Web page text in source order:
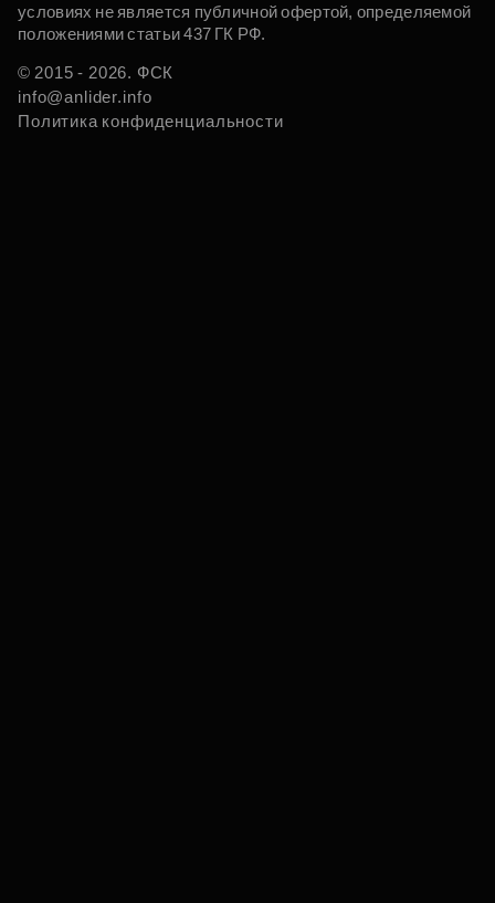
условиях не является публичной офертой, определяемой
положениями статьи 437 ГК РФ.
© 2015 - 2026. ФСК
info@anlider.info
Политика конфиденциальности